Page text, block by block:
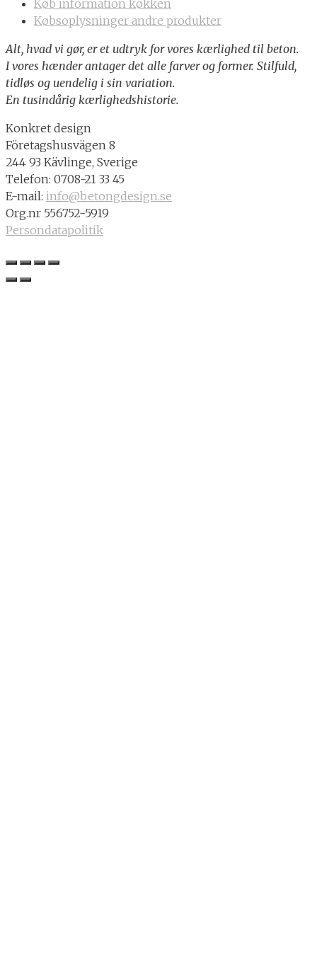
Køb information køkken
Købsoplysninger andre produkter
Alt, hvad vi gør, er et udtryk for vores kærlighed til beton.
I vores hænder antager det alle farver og former. Stilfuld,
tidløs og uendelig i sin variation.
En tusindårig kærlighedshistorie.
Konkret design
Företagshusvägen 8
244 93 Kävlinge, Sverige
Telefon: 0708-21 33 45
E-mail: info@betongdesign.se
Org.nr 556752-5919
Persondatapolitik